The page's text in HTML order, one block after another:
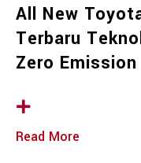
All New
Terbaru
Zero Emission
Read More